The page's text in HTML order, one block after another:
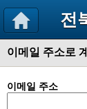
전
이메일 주소로
이메일 주소